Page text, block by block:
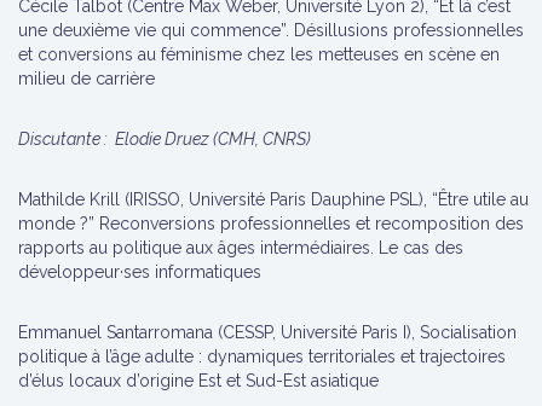
Cécile Talbot (Centre Max Weber, Université Lyon 2), “Et là c’est
une deuxième vie qui commence”. Désillusions professionnelles
et conversions au féminisme chez les metteuses en scène en
milieu de carrière
Discutante : Elodie Druez (CMH, CNRS)
Mathilde Krill (IRISSO, Université Paris Dauphine PSL), “Être utile au
monde ?” Reconversions professionnelles et recomposition des
rapports au politique aux âges intermédiaires. Le cas des
développeur·ses informatiques
Emmanuel Santarromana (CESSP, Université Paris I), Socialisation
politique à l’âge adulte : dynamiques territoriales et trajectoires
d’élus locaux d’origine Est et Sud-Est asiatique